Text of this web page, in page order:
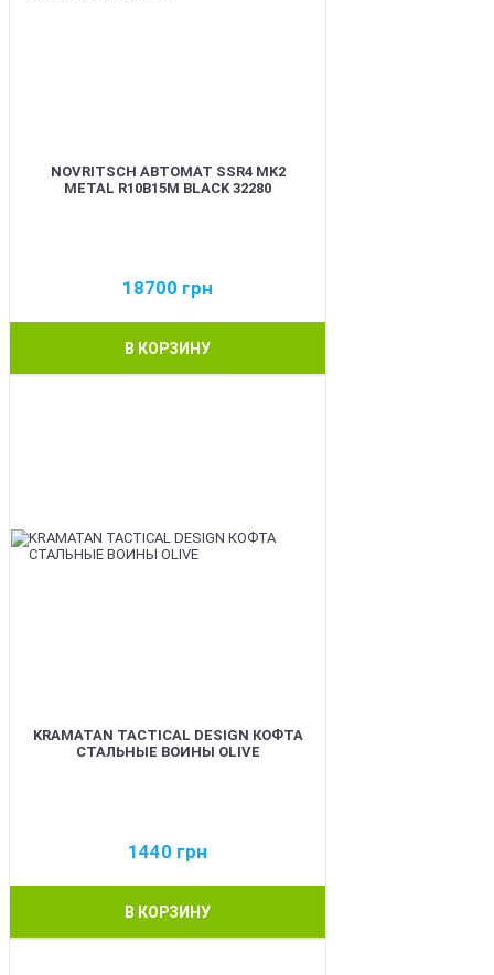
NOVRITSCH АВТОМАТ SSR4 MK2
METAL R10B15M BLACK 32280
18700 грн
В КОРЗИНУ
KRAMATAN TACTICAL DESIGN КОФТА
СТАЛЬНЫЕ ВОИНЫ OLIVE
1440 грн
В КОРЗИНУ